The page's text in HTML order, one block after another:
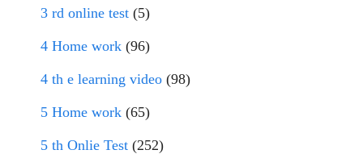
3 rd online test (5)
4 Home work (96)
4 th e learning video (98)
5 Home work (65)
5 th Onlie Test (252)